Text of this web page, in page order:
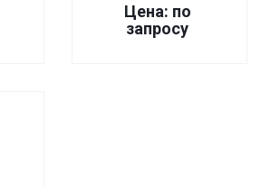
Цена: по
запросу